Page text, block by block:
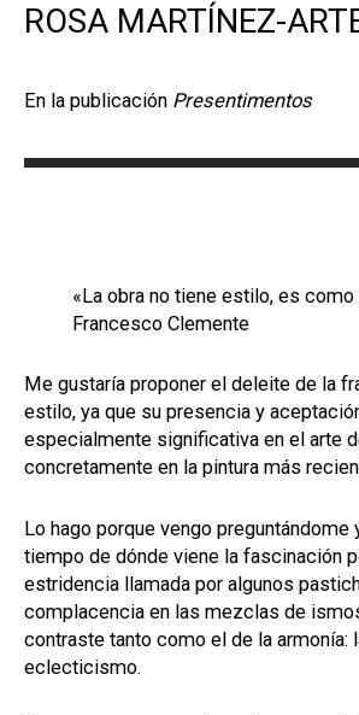
ROSA MARTÍNEZ-
En la publicación Presentimentos
«La obra no tiene estilo, es como
Francesco Clemente
Me gustaría proponer el deleite de la
estilo, ya que su presencia y
especialmente significativa en el arte
concretamente en la pintura más
Lo hago porque vengo preguntándome
tiempo de dónde viene la fascinación
estridencia llamada por algunos
complacencia en las mezclas de
contraste tanto como el de la armonía:
eclecticismo.